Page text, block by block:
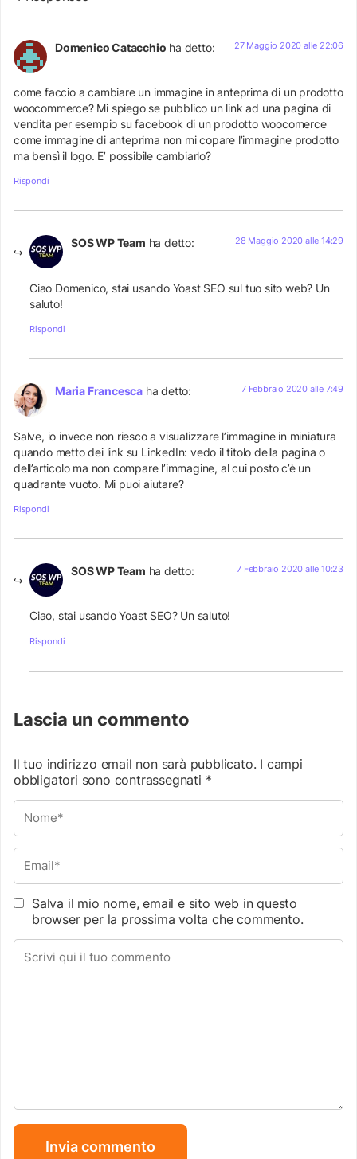
Domenico Catacchio ha detto: 27 Maggio 2020 alle 22:06
come faccio a cambiare un immagine in anteprima di un prodotto
woocommerce? Mi spiego se pubblico un link ad una pagina di
vendita per esempio su facebook di un prodotto woocomerce
come immagine di anteprima non mi copare l’immagine prodotto
ma bensì il logo. E’ possibile cambiarlo?
Rispondi
SOS WP Team ha detto: 28 Maggio 2020 alle 14:29
Ciao Domenico, stai usando Yoast SEO sul tuo sito web? Un
saluto!
Rispondi
Maria Francesca ha detto: 7 Febbraio 2020 alle 7:49
Salve, io invece non riesco a visualizzare l’immagine in miniatura
quando metto dei link su LinkedIn: vedo il titolo della pagina o
dell’articolo ma non compare l’immagine, al cui posto c’è un
quadrante vuoto. Mi puoi aiutare?
Rispondi
SOS WP Team ha detto: 7 Febbraio 2020 alle 10:23
Ciao, stai usando Yoast SEO? Un saluto!
Rispondi
Lascia un commento
Il tuo indirizzo email non sarà pubblicato. I campi
obbligatori sono contrassegnati *
Salva il mio nome, email e sito web in questo
browser per la prossima volta che commento.